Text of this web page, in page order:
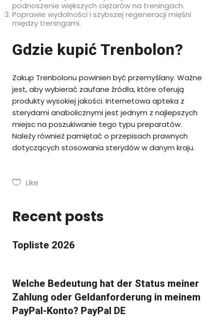
podnoszenie większych ciężarów na treningach.
Poprawie wydolności i szybszej regeneracji mięśni
między treningami.
Gdzie kupić Trenbolon?
Zakup Trenbolonu powinien być przemyślany. Ważne
jest, aby wybierać zaufane źródła, które oferują
produkty wysokiej jakości. Internetowa apteka z
sterydami anabolicznymi jest jednym z najlepszych
miejsc na poszukiwanie tego typu preparatów.
Należy również pamiętać o przepisach prawnych
dotyczących stosowania sterydów w danym kraju.
Like
Recent posts
Topliste 2026
Welche Bedeutung hat der Status meiner
Zahlung oder Geldanforderung in meinem
PayPal-Konto? PayPal DE